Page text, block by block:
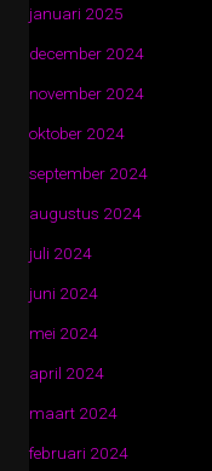
januari 2025
december 2024
november 2024
oktober 2024
september 2024
augustus 2024
juli 2024
juni 2024
mei 2024
april 2024
maart 2024
februari 2024